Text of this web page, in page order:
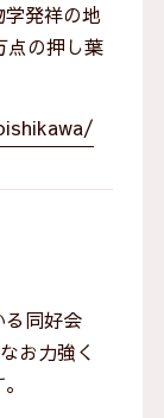
学発祥の地
点の押し葉
る同好会
お力強く